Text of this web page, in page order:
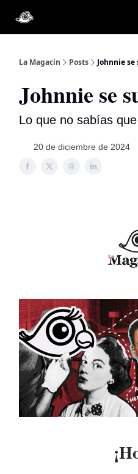
La Magacín Posts Johnnie
Johnnie se
Lo que no sabías
20 de diciembre de 2024